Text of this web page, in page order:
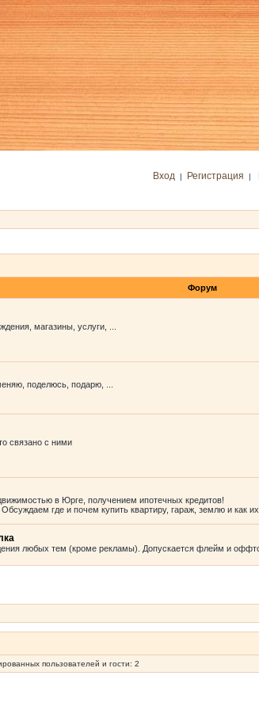
Вход | Регистрация |
Форум
магазины, услуги, ...
поделюсь, подарю, ...
связано с ними
в Юрге, получением ипотечных кредитов!
где и почем купить квартиру, гараж, землю и как
любых тем (кроме рекламы). Допускается флейм и
пользователей и гости: 2